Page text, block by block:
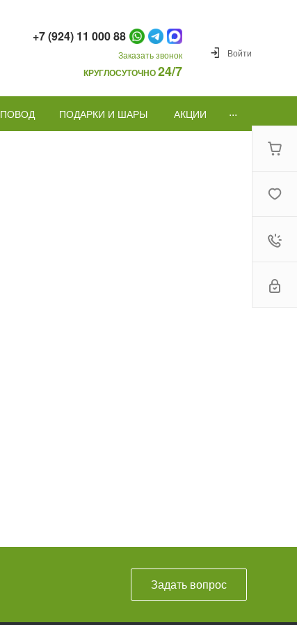
+7 (924) 11 000 88
Заказать звонок
КРУГЛОСУТОЧНО24/7
Войти
ПОВОД ПОДАРКИ И ШАРЫ АКЦИИ ...
Задать вопрос